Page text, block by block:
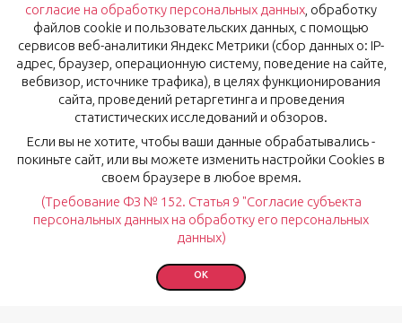
Подписаться на новости OK
Нажимая на кнопку «Ok», вы соглашаетесь с Политикой
конфиденциальности
и даёте согласие
на обработку
персональных данных.
© Рестораны Мурманска 2024, 2026
согласие на обработку персональных данных , обработку
файлов cookie и пользовательских данных, с помощью
сервисов веб-аналитики Яндекс Метрики (сбор данных о: IP-
адрес, браузер, операционную систему, поведение на сайте,
вебвизор, источнике трафика), в целях функционирования
сайта, проведений ретаргетинга и проведения
статистических исследований и обзоров.
Если вы не хотите, чтобы ваши данные обрабатывались -
покиньте сайт, или вы можете изменить настройки Cookies в
своем браузере в любое время.
(Требование ФЗ № 152. Статья 9 "Согласие субъекта
персональных данных на обработку его персональных
данных)
OK